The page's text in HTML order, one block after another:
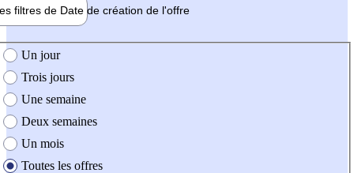
filtres de Date de création de l'offre
création de l'offre
Un jour
Trois jours
Une semaine
Deux semaines
Un mois
Toutes les offres